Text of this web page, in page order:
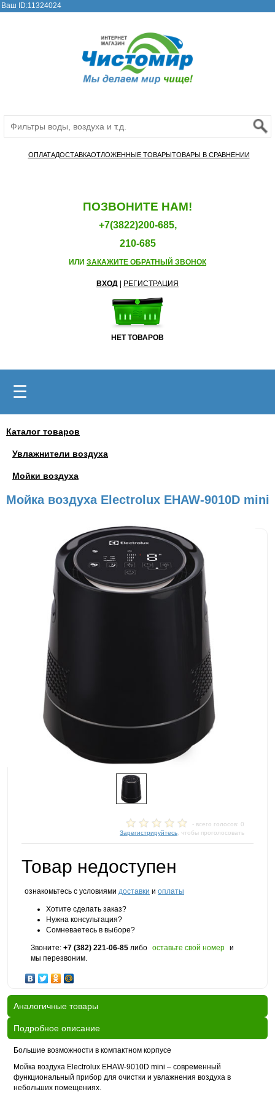
Ваш ID:11324024
ОПЛАТАДОСТАВКАОТЛОЖЕННЫЕ ТОВАРЫТОВАРЫ В СРАВНЕНИИ
ПОЗВОНИТЕ НАМ!
+7(3822)200-685,
210-685
ИЛИ ЗАКАЖИТЕ ОБРАТНЫЙ ЗВОНОК
ВХОД РЕГИСТРАЦИЯ
НЕТ ТОВАРОВ
☰
Каталог товаров
Увлажнители воздуха
Мойки воздуха
Мойка воздуха Electrolux EHAW-9010D mini
- всего голосов: 0
Зарегистрируйтесь , чтобы проголосовать
Товар недоступен
ознакомьтесь с условиями доставки и оплаты
Хотите сделать заказ?
Нужна консультация?
Сомневаетесь в выборе?
Звоните: +7 (382) 221-06-85 либо оставьте свой номер и
мы перезвоним.
Аналогичные товары
Подробное описание
Большие возможности в компактном корпусе
Мойка воздуха Electrolux EHAW-9010D mini – современный
функциональный прибор для очистки и увлажнения воздуха в
небольших помещениях.